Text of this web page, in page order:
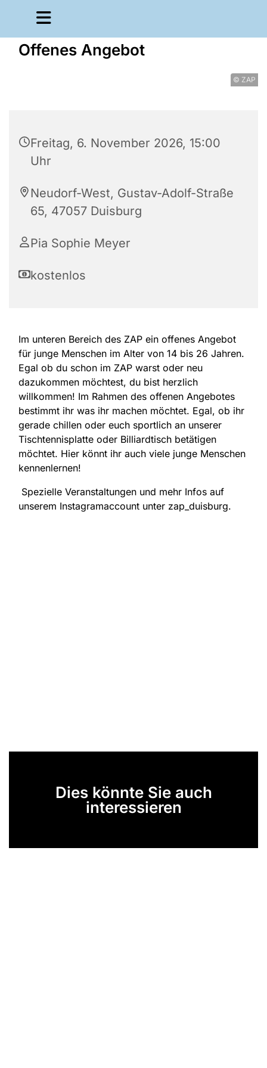
Offenes Angebot
© ZAP
Freitag, 6. November 2026, 15:00
Uhr
Neudorf-West, Gustav-Adolf-Straße
65, 47057 Duisburg
Pia Sophie Meyer
kostenlos
Im unteren Bereich des ZAP ein offenes Angebot
für junge Menschen im Alter von 14 bis 26 Jahren.
Egal ob du schon im ZAP warst oder neu
dazukommen möchtest, du bist herzlich
willkommen! Im Rahmen des offenen Angebotes
bestimmt ihr was ihr machen möchtet. Egal, ob ihr
gerade chillen oder euch sportlich an unserer
Tischtennisplatte oder Billiardtisch betätigen
möchtet. Hier könnt ihr auch viele junge Menschen
kennenlernen!
Spezielle Veranstaltungen und mehr Infos auf
unserem Instagramaccount unter zap_duisburg.
Dies könnte Sie auch
interessieren